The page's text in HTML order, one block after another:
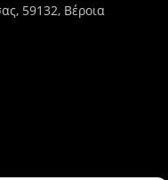
59132, Βέροια